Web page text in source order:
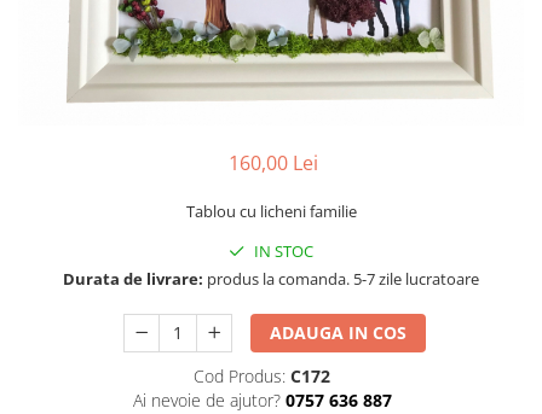
Tablou licheni pentru Barbati
Tablouri 40/30
Tablouri cu licheni pentru Nasi si
160,00 Lei
Tablou cu licheni familie
IN STOC
Durata de livrare: produs la comanda. 5-7 zile lucratoare
ADAUGA IN COS
Cod Produs: C172
Ai nevoie de ajutor? 0757 636 887